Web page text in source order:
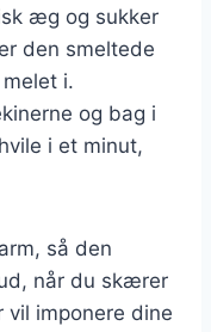
æg og sukker
den smeltede
i.
og bag i
i et minut,
så den
når du skærer
vil imponere dine